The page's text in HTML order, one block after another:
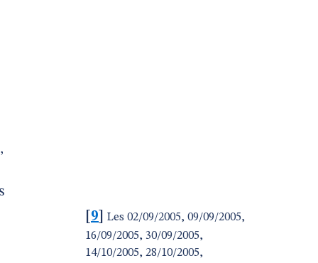
9
Les 02/09/2005, 09/09/2005,
16/09/2005, 30/09/2005,
14/10/2005, 28/10/2005,